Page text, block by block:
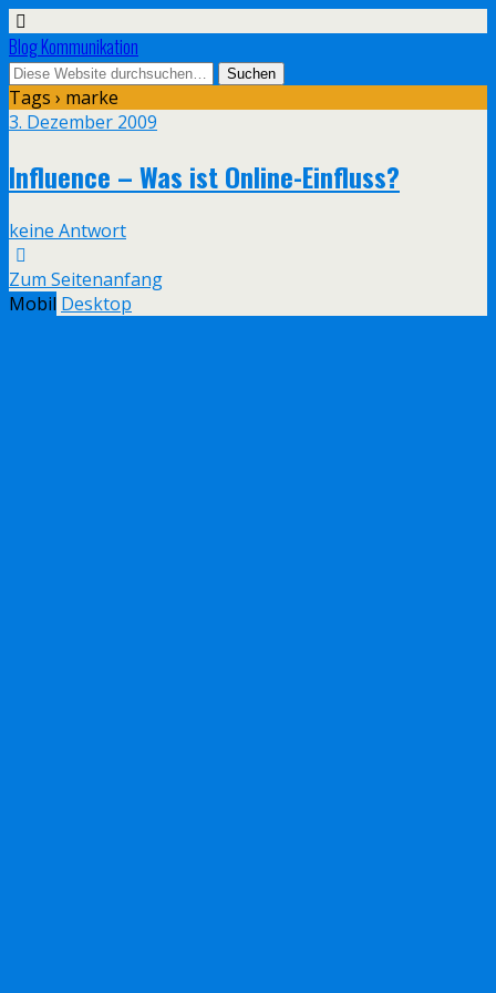
Blog Kommunikation
Tags › marke
3. Dezember 2009
Influence – Was ist Online-Einfluss?
keine Antwort
Zum Seitenanfang
Mobil Desktop